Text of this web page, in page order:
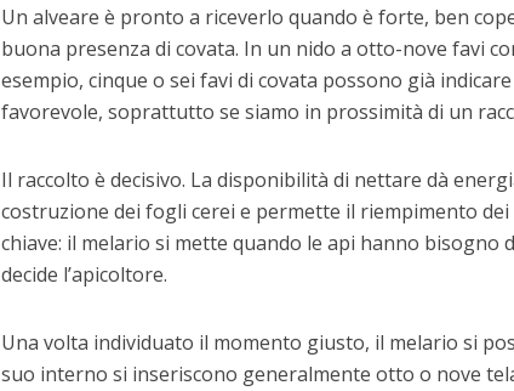
Un alveare è pronto a riceverlo quando è forte, ben
buona presenza di covata. In un nido a otto-nove favi
esempio, cinque o sei favi di covata possono già
favorevole, soprattutto se siamo in prossimità di un
Il raccolto è decisivo. La disponibilità di nettare dà
costruzione dei fogli cerei e permette il riempimento
chiave: il melario si mette quando le api hanno bisogno
decide l’apicoltore.
Una volta individuato il momento giusto, il melario si
suo interno si inseriscono generalmente otto o nove